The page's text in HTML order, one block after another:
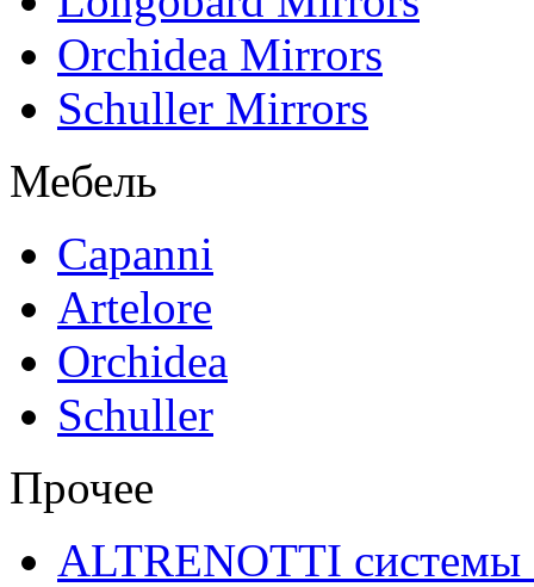
Orchidea Mirrors
Schuller Mirrors
Мебель
Capanni
Artelore
Orchidea
Schuller
Прочее
ALTRENOTTI системы